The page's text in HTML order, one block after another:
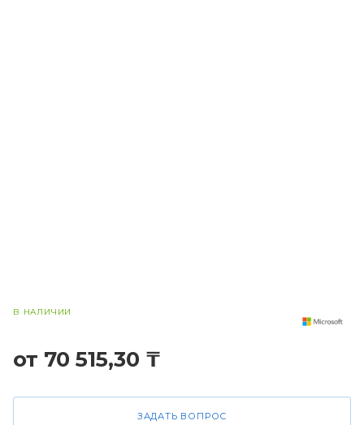
В НАЛИЧИИ
от 70 515,30 ₸
ЗАДАТЬ ВОПРОС